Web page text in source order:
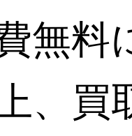
無料
、買